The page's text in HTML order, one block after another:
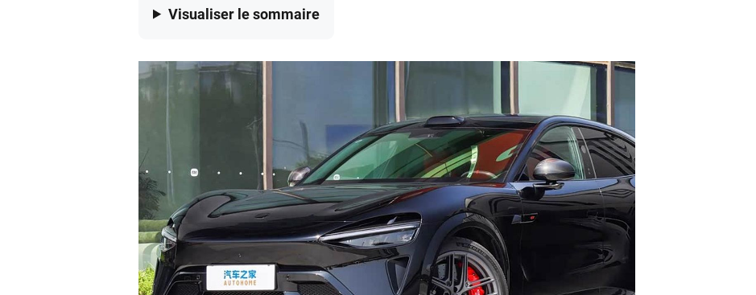
Visualiser le sommaire